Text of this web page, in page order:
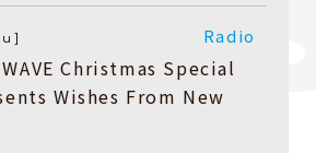
Radio
Christmas Special
Wishes From New